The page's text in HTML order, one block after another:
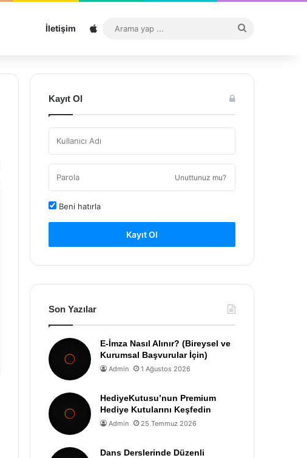
İletişim Sitemap
...
Kayıt Ol
Unuttunuz mu?
Beni hatırla
Kayıt Ol
Son Yazılar
E-İmza Nasıl Alınır? (Bireysel ve
Kurumsal Başvurular İçin)
Admin 1 Ağustos 2026
HediyeKutusu’nun Premium
Hediye Kutularını Keşfedin
Admin 25 Temmuz 2026
Dans Derslerinde Düzenli